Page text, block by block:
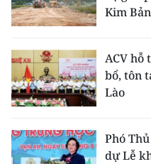
Kim
ACV hỗ
bổ, tôn
Lào
Phó
dự Lễ